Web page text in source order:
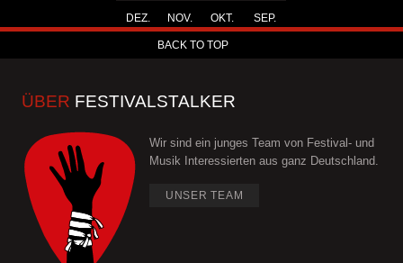
DEZ. NOV. OKT. SEP.
BACK TO TOP
ÜBER FESTIVALSTALKER
Wir sind ein junges Team von Festival- und
Musik Interessierten aus ganz Deutschland.
UNSER TEAM